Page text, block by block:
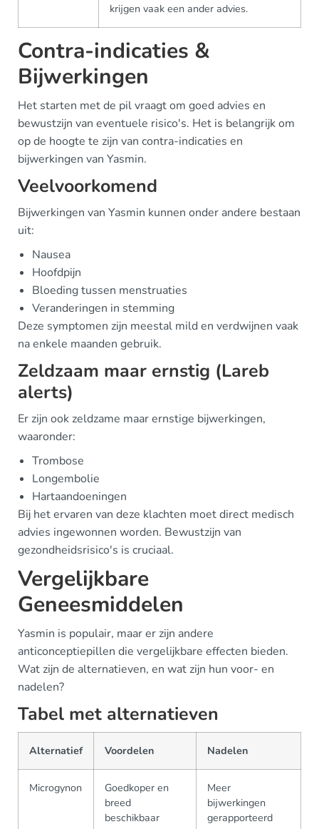
krijgen vaak een ander advies.
Contra-indicaties &
Bijwerkingen
Het starten met de pil vraagt om goed advies en
bewustzijn van eventuele risico's. Het is belangrijk om
op de hoogte te zijn van contra-indicaties en
bijwerkingen van Yasmin.
Veelvoorkomend
Bijwerkingen van Yasmin kunnen onder andere bestaan
uit:
Nausea
Hoofdpijn
Bloeding tussen menstruaties
Veranderingen in stemming
Deze symptomen zijn meestal mild en verdwijnen vaak
na enkele maanden gebruik.
Zeldzaam maar ernstig (Lareb
alerts)
Er zijn ook zeldzame maar ernstige bijwerkingen,
waaronder:
Trombose
Longembolie
Hartaandoeningen
Bij het ervaren van deze klachten moet direct medisch
advies ingewonnen worden. Bewustzijn van
gezondheidsrisico's is cruciaal.
Vergelijkbare
Geneesmiddelen
Yasmin is populair, maar er zijn andere
anticonceptiepillen die vergelijkbare effecten bieden.
Wat zijn de alternatieven, en wat zijn hun voor- en
nadelen?
Tabel met alternatieven
Alternatief Voordelen Nadelen
Microgynon
Goedkoper en
breed
beschikbaar
Meer
bijwerkingen
gerapporteerd